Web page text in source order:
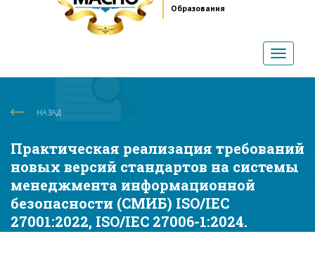
Образования
НАЗАД
Практическая реализация требований
новых версий стандартов на системы
менеджмента информационной
безопасности (СМИБ) ISO/IEC
27001:2022, ISO/IEC 27006-1:2024.